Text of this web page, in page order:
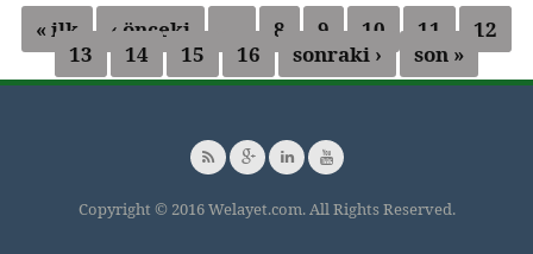
Sayfalar
« ilk ‹ önceki 8 9 10 11
12
13
14 15 16 sonraki › son »
Copyright © 2016 Welayet.com. All Rights Reserved.